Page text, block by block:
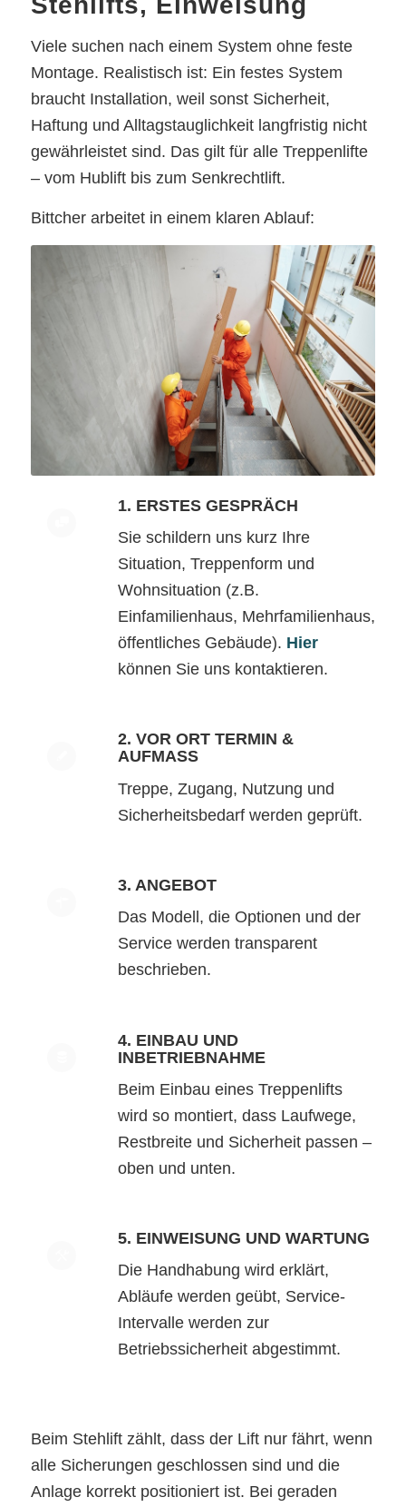
Viele suchen nach einem System ohne feste
Montage. Realistisch ist: Ein festes System
braucht Installation, weil sonst Sicherheit,
Haftung und Alltagstauglichkeit langfristig nicht
gewährleistet sind. Das gilt für alle Treppenlifte
– vom Hublift bis zum Senkrechtlift.
Bittcher arbeitet in einem klaren Ablauf:
1. ERSTES GESPRÄCH
Sie schildern uns kurz Ihre
Situation, Treppenform und
Wohnsituation (z.B.
Einfamilienhaus, Mehrfamilienhaus,
öffentliches Gebäude). Hier
können Sie uns kontaktieren.
2. VOR ORT TERMIN &
AUFMASS
Treppe, Zugang, Nutzung und
Sicherheitsbedarf werden geprüft.
3. ANGEBOT
Das Modell, die Optionen und der
Service werden transparent
beschrieben.
4. EINBAU UND
INBETRIEBNAHME
Beim Einbau eines Treppenlifts
wird so montiert, dass Laufwege,
Restbreite und Sicherheit passen –
oben und unten.
5. EINWEISUNG UND WARTUNG
Die Handhabung wird erklärt,
Abläufe werden geübt, Service-
Intervalle werden zur
Betriebssicherheit abgestimmt.
Beim Stehlift zählt, dass der Lift nur fährt, wenn
alle Sicherungen geschlossen sind und die
Anlage korrekt positioniert ist. Bei geraden